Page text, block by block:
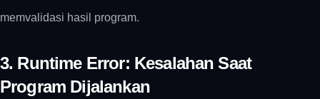
memvalidasi hasil program.
3. Runtime Error: Kesalahan Saat
Program Dijalankan